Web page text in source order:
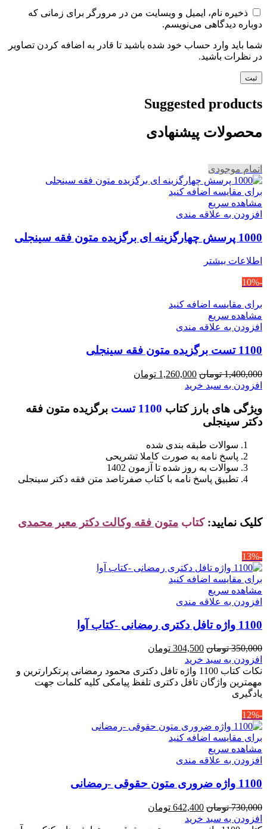
ذخیره نام، ایمیل و وبسایت من در مرورگر برای زمانی که
دوباره دیدگاهی می‌نویسم.
شما باید وارد حساب خود شده باشید تا قادر به اضافه کردن تصاویر
در نظرات باشید.
Suggested products
محصولات پیشنهادی
اتمام موجودی
برای مقایسه اضافه کنید
مشاهده سریع
افزودن به علاقه مندی
1000 پرسش چهارگزینه ای برگزیده متون فقه سینجلی
اطلاعات بیشتر
-10%
برای مقایسه اضافه کنید
مشاهده سریع
افزودن به علاقه مندی
1100 تست برگزیده متون فقه سینجلی
1,400,000 تومان قیمت
اصلی
بود.
1,260,000 تومان
است.
افزودن به سبد خرید
ویژگی های بارز کتاب 1100 تست
برگزیده متون فقه
دکتر سینجلی
سوالات طبقه بندی شده
پاسخ نامه به صورت کاملا تشریحی
سوالات به روز شده تا آزمون 1402
تطبیق پاسخ نامه با کتاب صفرتاصد متن فقه دکتر سینجلی
کلیک نمایید: کتاب متون فقه وکالت دکتر معیر محمدی
-13%
برای مقایسه اضافه کنید
مشاهده سریع
افزودن به علاقه مندی
1100 واژه تافل دکتری رمضانی -کتاب آوا
350,000 تومان قیمت
اصلی
350,000 تومان
بود.
304,500 تومان
304,500 تومان
است.
افزودن به سبد خرید
نکات کتاب 1100 واژه تافل دکتری محمود رمضانی پرتکرارترین و
مهمترین واژگان تافل دکتری تلفظ پیامکی کلیه کلمات جهت
یادگیری
-12%
برای مقایسه اضافه کنید
مشاهده سریع
افزودن به علاقه مندی
1100 واژه ضروری متون حقوقی -رمضانی
730,000 تومان قیمت
اصلی
642,400 تومان
افزودن به سبد خرید